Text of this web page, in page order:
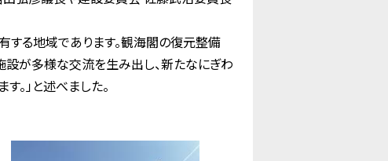
する地域であります。観海閣の復元整備
設が多様な交流を生み出し、新たなにぎわ
。」と述べました。